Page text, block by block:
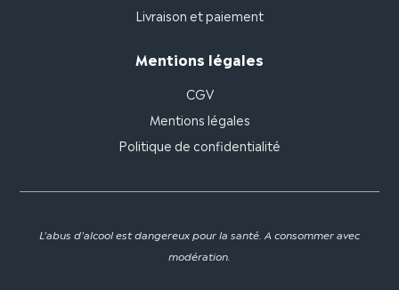
Livraison et paiement
Mentions légales
CGV
Mentions légales
Politique de confidentialité
L'abus d'alcool est dangereux pour la santé. A consommer avec
modération.